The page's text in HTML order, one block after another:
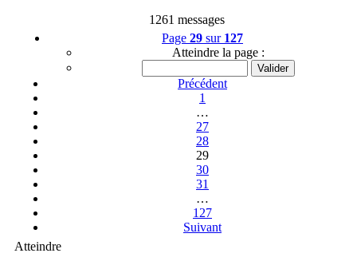
1261 messages
Page 29 sur 127
Atteindre la page :
Précédent
1
…
27
28
29
30
31
…
127
Suivant
Atteindre